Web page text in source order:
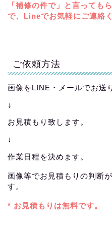
「補修の件で」と言っても
で、Lineでお気軽にご連絡
ご依頼方法
画像をLINE・メールでお送
↓
お見積もり致します。
↓
作業日程を決めます。
画像等でお見積もりの判断
す。
* お見積もりは無料です。